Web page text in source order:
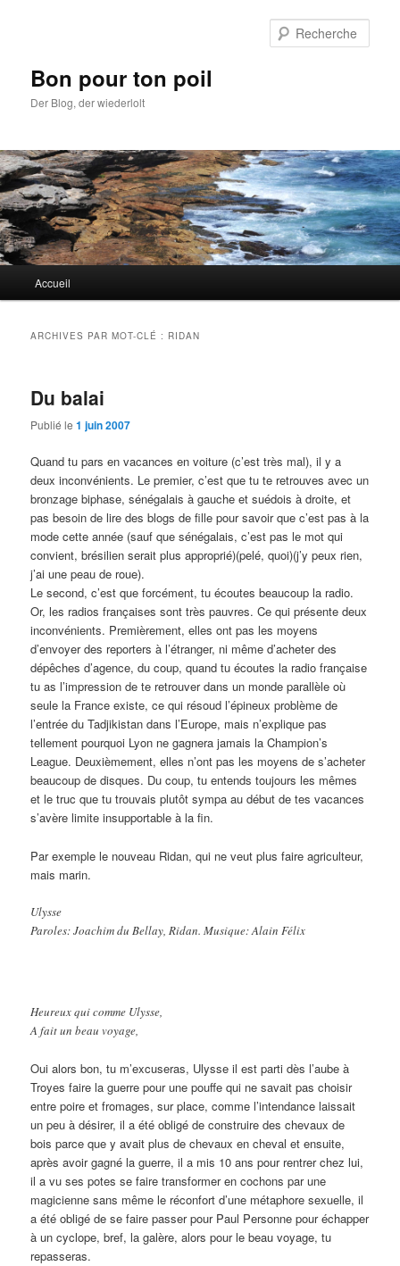
Bon pour ton poil
Der Blog, der wiederlolt
principal
Accueil
ARCHIVES PAR MOT-CLÉ : RIDAN
Du balai
Publié le1 juin 2007
Quand tu pars en vacances en voiture (c’est très mal), il y a
deux inconvénients. Le premier, c’est que tu te retrouves avec un
bronzage biphase, sénégalais à gauche et suédois à droite, et
pas besoin de lire des blogs de fille pour savoir que c’est pas à la
mode cette année (sauf que sénégalais, c’est pas le mot qui
convient, brésilien serait plus approprié)(pelé, quoi)(j’y peux rien,
j’ai une peau de roue).
Le second, c’est que forcément, tu écoutes beaucoup la radio.
Or, les radios françaises sont très pauvres. Ce qui présente deux
inconvénients. Premièrement, elles ont pas les moyens
d’envoyer des reporters à l’étranger, ni même d’acheter des
dépêches d’agence, du coup, quand tu écoutes la radio française
tu as l’impression de te retrouver dans un monde parallèle où
seule la France existe, ce qui résoud l’épineux problème de
l’entrée du Tadjikistan dans l’Europe, mais n’explique pas
tellement pourquoi Lyon ne gagnera jamais la Champion’s
League. Deuxièmement, elles n’ont pas les moyens de s’acheter
beaucoup de disques. Du coup, tu entends toujours les mêmes
et le truc que tu trouvais plutôt sympa au début de tes vacances
s’avère limite insupportable à la fin.
Par exemple le nouveau Ridan, qui ne veut plus faire agriculteur,
mais marin.
Ulysse
Paroles: Joachim du Bellay, Ridan. Musique: Alain Félix
Heureux qui comme Ulysse,
A fait un beau voyage,
Oui alors bon, tu m’excuseras, Ulysse il est parti dès l’aube à
Troyes faire la guerre pour une pouffe qui ne savait pas choisir
entre poire et fromages, sur place, comme l’intendance laissait
un peu à désirer, il a été obligé de construire des chevaux de
bois parce que y avait plus de chevaux en cheval et ensuite,
après avoir gagné la guerre, il a mis 10 ans pour rentrer chez lui,
il a vu ses potes se faire transformer en cochons par une
magicienne sans même le réconfort d’une métaphore sexuelle, il
a été obligé de se faire passer pour Paul Personne pour échapper
à un cyclope, bref, la galère, alors pour le beau voyage, tu
repasseras.